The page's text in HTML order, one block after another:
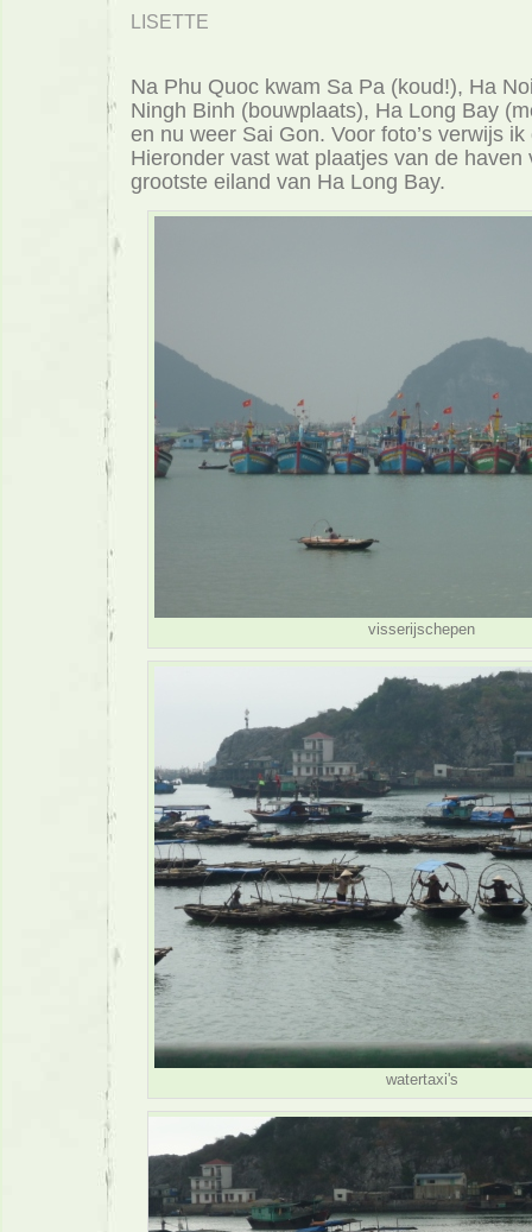
LISETTE
Na Phu Quoc kwam Sa Pa (koud!), Ha
Ningh Binh (bouwplaats), Ha Long Bay
en nu weer Sai Gon. Voor foto’s verwijs
Hieronder vast wat plaatjes van de haven
grootste eiland van Ha Long Bay.
visserijschepen
watertaxi's